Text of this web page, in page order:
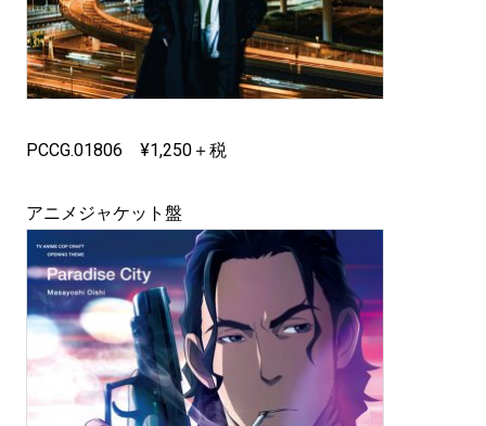
PCCG.01806 ¥1,250＋税
アニメジャケット盤